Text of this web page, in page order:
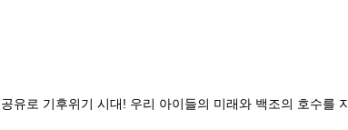
유로 기후위기 시대! 우리 아이들의 미래와 백조의 호수를